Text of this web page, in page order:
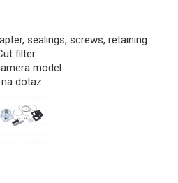
sealings, screws, retaining
filter
model
na dotaz